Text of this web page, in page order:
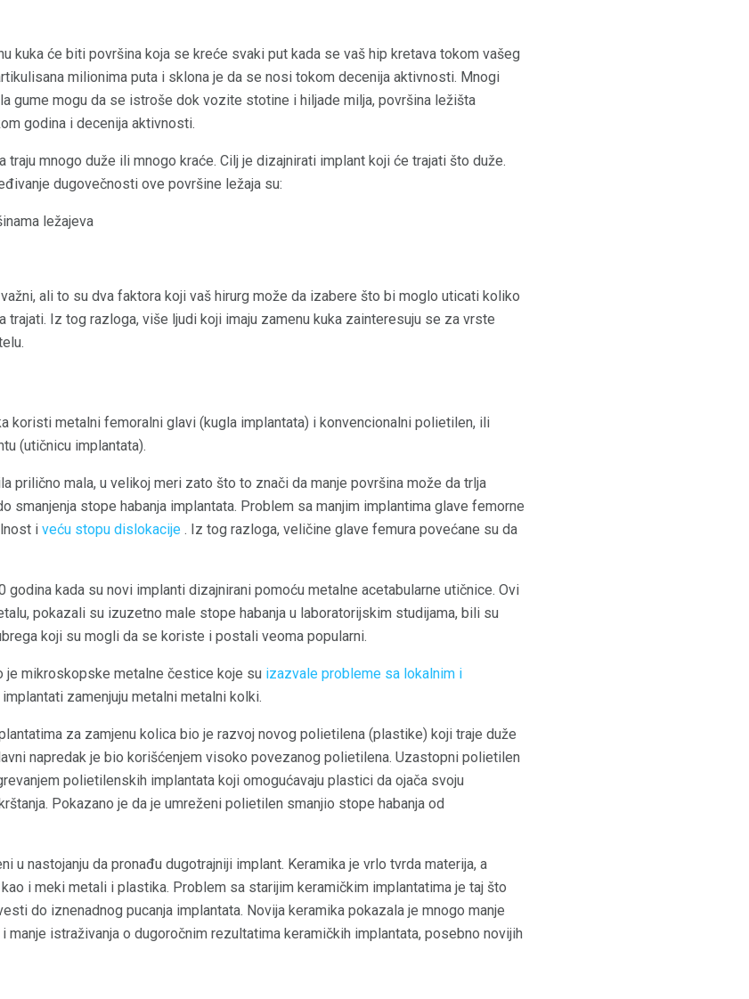
kuka će biti površina koja se kreće svaki put kada se vaš hip kretava tokom vašeg
milionima puta i sklona je da se nosi tokom decenija aktivnosti. Mnogi
gume mogu da se istroše dok vozite stotine i hiljade milja, površina ležišta
godina i decenija aktivnosti.
traju mnogo duže ili mnogo kraće. Cilj je dizajnirati implant koji će trajati što duže.
dugovečnosti ove površine ležaja su:
ležajeva
ali to su dva faktora koji vaš hirurg može da izabere što bi moglo uticati koliko
trajati. Iz tog razloga, više ljudi koji imaju zamenu kuka zainteresuju se za vrste
koristi metalni femoralni glavi (kugla implantata) i konvencionalni polietilen, ili
(utičnicu implantata).
prilično mala, u velikoj meri zato što to znači da manje površina može da trlja
smanjenja stope habanja implantata. Problem sa manjim implantima glave femorne
i veću stopu dislokacije . Iz tog razloga, veličine glave femura povećane su da
kada su novi implanti dizajnirani pomoću metalne acetabularne utičnice. Ovi
pokazali su izuzetno male stope habanja u laboratorijskim studijama, bili su
koji su mogli da se koriste i postali veoma popularni.
je mikroskopske metalne čestice koje su izazvale probleme sa lokalnim i
zamenjuju metalni metalni kolki.
za zamjenu kolica bio je razvoj novog polietilena (plastike) koji traje duže
napredak je bio korišćenjem visoko povezanog polietilena. Uzastopni polietilen
polietilenskih implantata koji omogućavaju plastici da ojača svoju
Pokazano je da je umreženi polietilen smanjio stope habanja od
u nastojanju da pronađu dugotrajniji implant. Keramika je vrlo tvrda materija, a
i meki metali i plastika. Problem sa starijim keramičkim implantatima je taj što
do iznenadnog pucanja implantata. Novija keramika pokazala je mnogo manje
manje istraživanja o dugoročnim rezultatima keramičkih implantata, posebno novijih